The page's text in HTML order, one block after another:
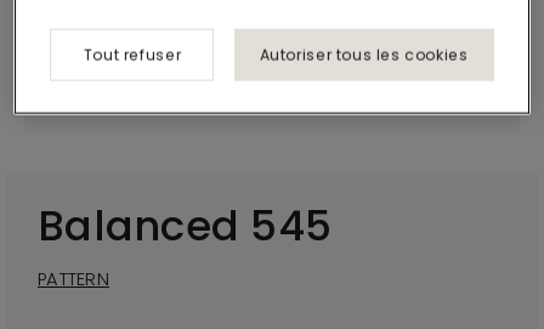
Balanced 545
PATTERN
Tout refuser Autoriser tous les cookies